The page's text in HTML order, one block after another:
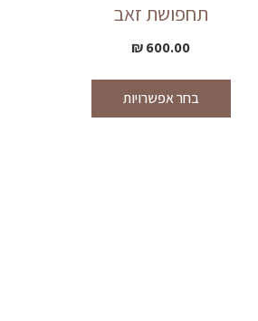
תחפושת זאב
600.00
₪
בחר אפשרויות